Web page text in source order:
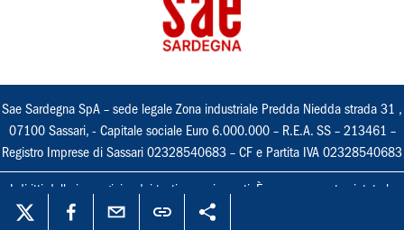
Sae Sardegna SpA – sede legale Zona industriale Predda Niedda strada 31 ,
07100 Sassari, - Capitale sociale Euro 6.000.000 – R.E.A. SS – 213461 –
Registro Imprese di Sassari 02328540683 – CF e Partita IVA 02328540683
I diritti delle immagini e dei testi sono riservati. È espressamente vietata la
loro riproduzione con qualsiasi mezzo e l'adattamento totale o parziale.